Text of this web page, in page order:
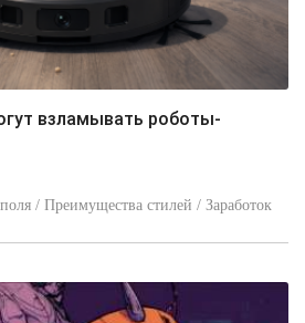
/ Преимущества стилей / Заработок